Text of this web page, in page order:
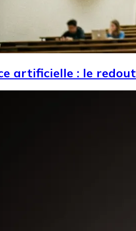
artificielle : le